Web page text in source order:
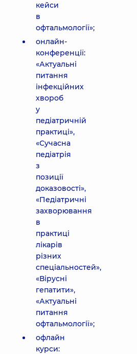
кейси
в
офтальмології»;
онлайн-
конференції:
«Актуальні
питання
інфекційних
хвороб
у
педіатричній
практиці»,
«Сучасна
педіатрія
з
позиції
доказовості»,
«Педіатричні
захворювання
в
практиці
лікарів
різних
спеціальностей»,
«Вірусні
гепатити»,
«Актуальні
питання
офтальмології»;
офлайн
курси: